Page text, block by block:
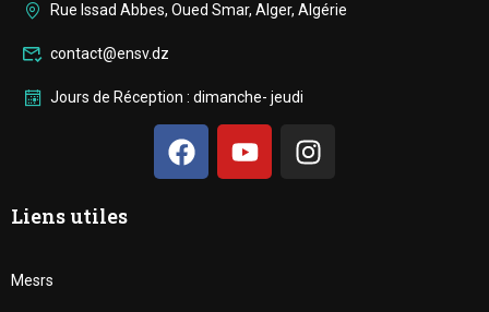
Rue Issad Abbes, Oued Smar, Alger, Algérie
contact@ensv.dz
Jours de Réception : dimanche- jeudi
Liens utiles
Mesrs